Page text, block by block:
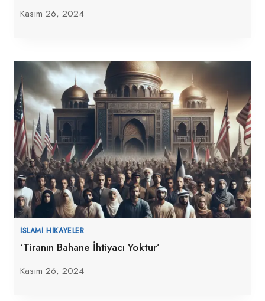
Kasım 26, 2024
İSLAMI HIKAYELER
‘Tiranın Bahane İhtiyacı Yoktur’
Kasım 26, 2024